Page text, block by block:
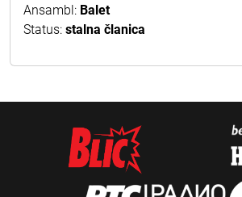
Ansambl: Balet
Status: stalna članica